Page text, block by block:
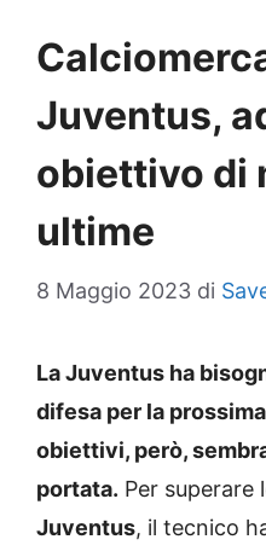
Juventus,
obiettivo di
ultime
8 Maggio 2023 di
La Juventus ha
difesa per la
obiettivi, però,
portata. Per superare
Juventus, il tecnico